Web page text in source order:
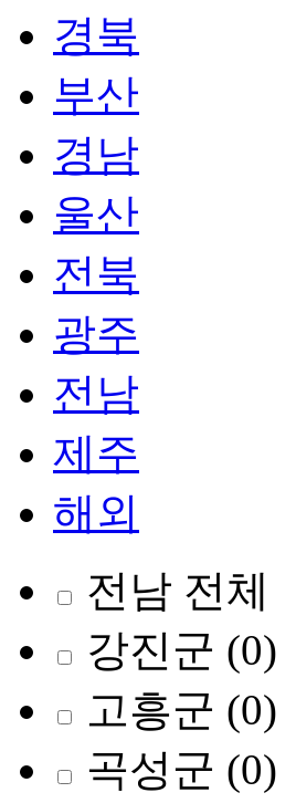
경북
부산
경남
울산
전북
광주
전남
제주
해외
전남 전체
강진군 (0)
고흥군 (0)
곡성군 (0)